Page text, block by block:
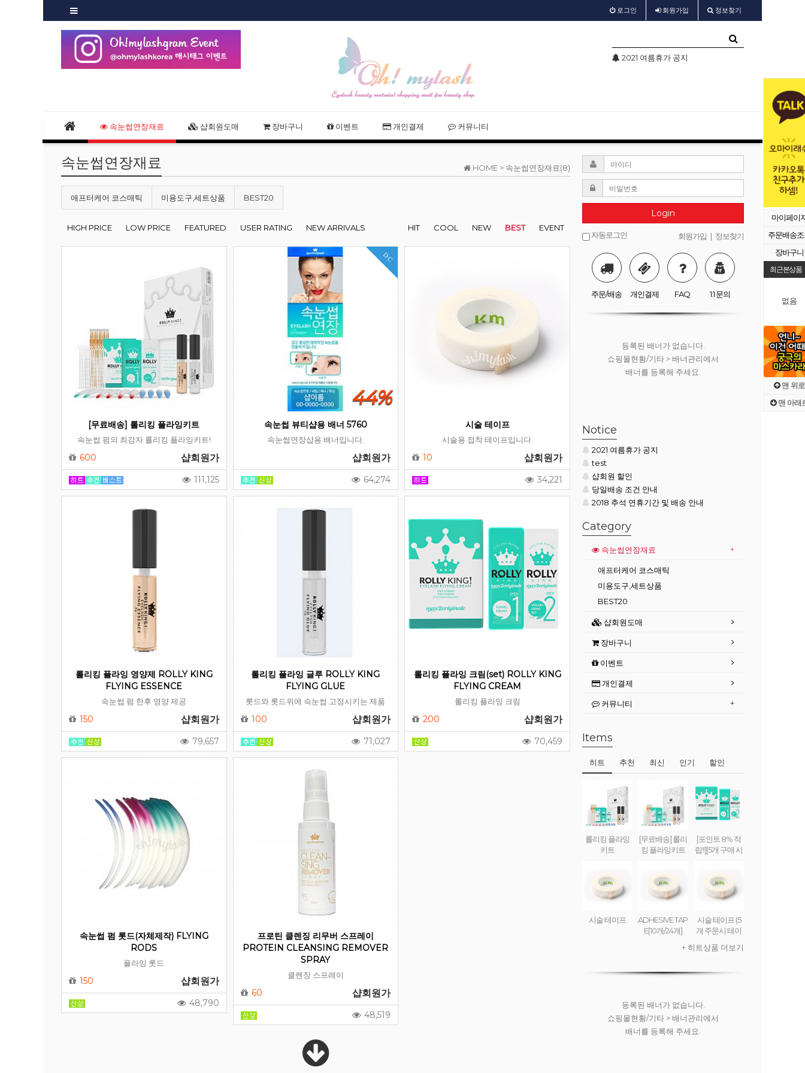
마이페이
주문배송
장바구니
최근본상품
없음
맨 위로
맨 아래
로그인 회원가입 정보찾기
test
속눈썹연장재료 샵회원도매 장바구니 이벤트 개인결제 커뮤니티
HOME > 속눈썹연장재료(8)
속눈썹연장재료
애프터케어 코스매틱 미용도구,세트상품 BEST20
HIGH PRICE LOW PRICE FEATURED USER RATING NEW ARRIVALS HIT COOL NEW BEST EVENT
[무료배송] 롤리킹 플라잉키트
속눈썹 펌의 최강자 롤리킹 플라잉키트!
600 샵회원가
111,125
DC
44%
속눈썹 뷰티샵용 배너 5760
속눈썹연장샵용 배너입니다.
샵회원가
64,274
시술 테이프
시술용 접착 테이프입니다.
10 샵회원가
34,221
롤리킹 플라잉 영양제 ROLLY KING
FLYING ESSENCE
속눈썹 펌 한후 영양 제공
150 샵회원가
79,657
롤리킹 플라잉 글루 ROLLY KING
FLYING GLUE
롯드와 롯드위에 속눈썹 고정시키는 제품
100 샵회원가
71,027
롤리킹 플라잉 크림(set) ROLLY KING
FLYING CREAM
롤리킹 플라잉 크림
200 샵회원가
70,459
속눈썹 펌 롯드(자체제작) FLYING
RODS
플라잉 롯드
150 샵회원가
48,790
프로틴 클렌징 리무버 스프레이
PROTEIN CLEANSING REMOVER
SPRAY
클렌징 스프레이
60 샵회원가
48,519
Login
자동로그인 회원가입 | 정보찾기
주문/배송 개인결제 FAQ 1:1 문의
등록된 배너가 없습니다.
쇼핑몰현황/기타 > 배너관리에서
배너를 등록해 주세요.
등록된 배너가 없습니다.
쇼핑몰현황/기타 > 배너관리에서
배너를 등록해 주세요.
쇼핑몰현황/기타 > 배너관리에서
배너를 등록해 주세요.
Notice
2021 여름휴가 공지
test
샵회원 할인
당일배송 조건 안내
2018 추석 연휴기간 및 배송 안내
Category
속눈썹연장재료
애프터케어 코스매틱
미용도구,세트상품
BEST20
샵회원도매
장바구니
이벤트
개인결제
커뮤니티
Items
히트 추천 최신 인기 할인
롤리킹 플라잉
키트
[무료배송] 롤리
킹 플라잉키트
[포인트 8% 적
립!!][5개 구매 시
(set) ROLLY KI
NG FLYING CR
EAM
시술 테이프
ADHESIVE TAP
E[10개/24개]
시술 테이프 (5
개 주문시 테이
료)
+ 히트상품 더보기
등록된 배너가 없습니다.
쇼핑몰현황/기타 > 배너관리에서
배너를 등록해 주세요.